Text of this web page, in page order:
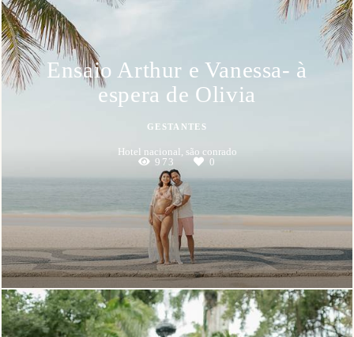
Ensaio Arthur e Vanessa- à
espera de Olivia
GESTANTES
Hotel nacional, são conrado
973
0